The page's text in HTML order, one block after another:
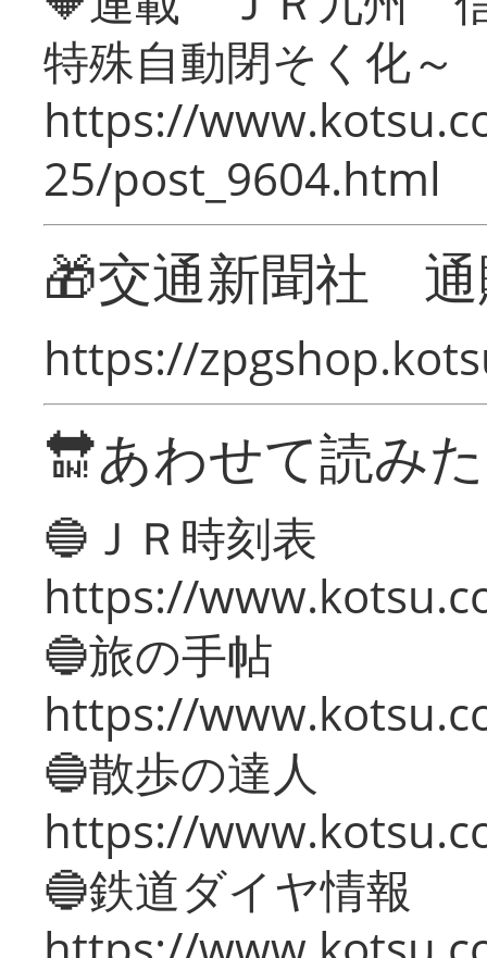
特殊自動閉そく化～
https://
25/post_9604.html
🎁交通新聞社
https://
🔛あわせて読み
🔵ＪＲ時刻表
https://
🔵旅の手帖
https://
🔵散歩の達人
https://
🔵鉄道ダイヤ情報